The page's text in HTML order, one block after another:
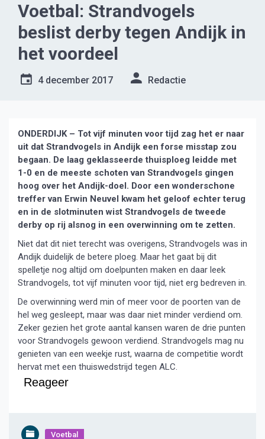
Voetbal: Strandvogels
beslist derby tegen Andijk in
het voordeel
4 december 2017 Redactie
ONDERDIJK – Tot vijf minuten voor tijd zag het er naar
uit dat Strandvogels in Andijk een forse misstap zou
begaan. De laag geklasseerde thuisploeg leidde met
1-0 en de meeste schoten van Strandvogels gingen
hoog over het Andijk-doel. Door een wonderschone
treffer van Erwin Neuvel kwam het geloof echter terug
en in de slotminuten wist Strandvogels de tweede
derby op rij alsnog in een overwinning om te zetten.
Niet dat dit niet terecht was overigens, Strandvogels was in
Andijk duidelijk de betere ploeg. Maar het gaat bij dit
spelletje nog altijd om doelpunten maken en daar leek
Strandvogels, tot vijf minuten voor tijd, niet erg bedreven in.
De overwinning werd min of meer voor de poorten van de
hel weg gesleept, maar was daar niet minder verdiend om.
Zeker gezien het grote aantal kansen waren de drie punten
voor Strandvogels gewoon verdiend. Strandvogels mag nu
genieten van een weekje rust, waarna de competitie wordt
hervat met een thuiswedstrijd tegen ALC.
Reageer
Voetbal